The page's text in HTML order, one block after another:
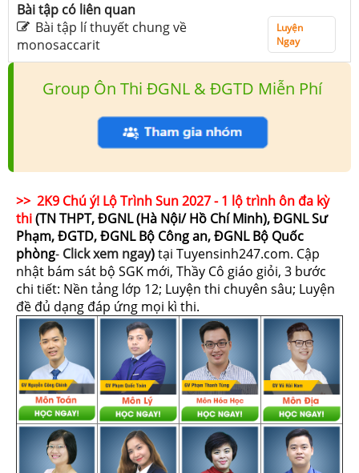
Bài tập có liên quan
Bài tập lí thuyết chung về
monosaccarit
Luyện
Ngay
Group Ôn Thi ĐGNL & ĐGTD Miễn Phí
>> 2K9 Chú ý! Lộ Trình Sun 2027 - 1 lộ trình ôn đa kỳ
thi(TN THPT, ĐGNL (Hà Nội/ Hồ Chí Minh), ĐGNL Sư
Phạm, ĐGTD, ĐGNL Bộ Công an, ĐGNL Bộ Quốc
phòng- Click xem ngay)tại Tuyensinh247.com. Cập
nhật bám sát bộ SGK mới, Thầy Cô giáo giỏi, 3 bước
chi tiết: Nền tảng lớp 12; Luyện thi chuyên sâu; Luyện
đề đủ dạng đáp ứng mọi kì thi.